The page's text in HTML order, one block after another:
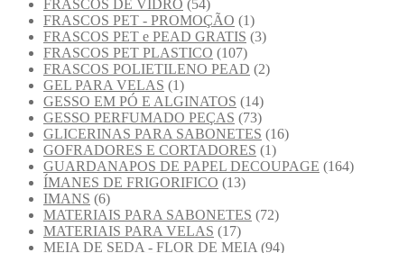
FRASCOS DE VIDRO (54)
FRASCOS PET - PROMOÇÃO (1)
FRASCOS PET e PEAD GRATIS (3)
FRASCOS PET PLASTICO (107)
FRASCOS POLIETILENO PEAD (2)
GEL PARA VELAS (1)
GESSO EM PÓ E ALGINATOS (14)
GESSO PERFUMADO PEÇAS (73)
GLICERINAS PARA SABONETES (16)
GOFRADORES E CORTADORES (1)
GUARDANAPOS DE PAPEL DECOUPAGE (164)
ÍMANES DE FRIGORIFICO (13)
IMANS (6)
MATERIAIS PARA SABONETES (72)
MATERIAIS PARA VELAS (17)
MEIA DE SEDA - FLOR DE MEIA (94)